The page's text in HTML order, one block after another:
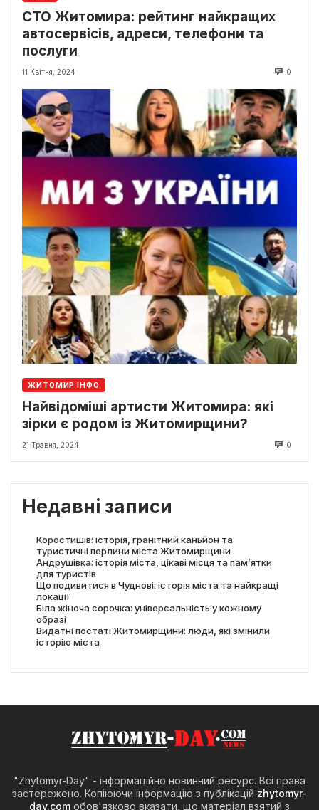
СТО Житомира: рейтинг найкращих
автосервісів, адреси, телефони та
послуги
11 Квітня, 2024 0
ЖИТОМИР ІНФО
Найвідоміші артисти Житомира: які
зірки є родом із Житомирщини?
21 Травня, 2024 0
Недавні записи
Коростишів: історія, гранітний каньйон та
туристичні перлини міста Житомирщини
Андрушівка: історія міста, цікаві місця та пам’ятки
для туристів
Що подивитися в Чуднові: історія міста та найкращі
локації
Біла жіноча сорочка: універсальність у кожному
образі
Видатні постаті Житомирщини: люди, які змінили
історію міста
"Zhytomyr-Day" - інформаційно новинний ресурс. Всі права
застережено. Копіюючи інформацію з публікацій zhytomyr-
day.com обов'язково вказати, що матеріал взятий з